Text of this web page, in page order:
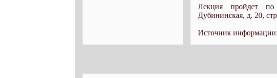
Лекция пройдет
Дубининская, д. 20,
Источник информации: